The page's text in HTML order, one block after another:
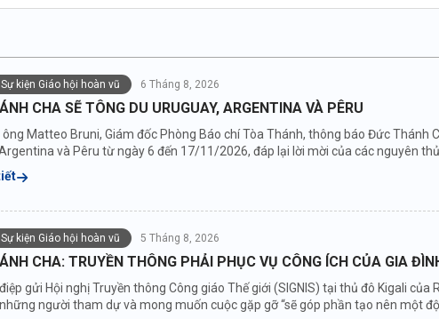
kiện Giáo hội hoàn vũ 6 Tháng 8, 2026
CHA SẼ TÔNG DU URUGUAY, ARGENTINA VÀ PÊRU
ông Matteo Bruni, Giám đốc Phòng Báo chí Tòa Thánh, thông báo Đức Thánh
và Pêru từ ngày 6 đến 17/11/2026, đáp lại lời mời của các nguyên
kiện Giáo hội hoàn vũ 5 Tháng 8, 2026
CHA: TRUYỀN THÔNG PHẢI PHỤC VỤ CÔNG ÍCH CỦA GIA
gửi Hội nghị Truyền thông Công giáo Thế giới (SIGNIS) tại thủ đô Kigali
những người tham dự và mong muốn cuộc gặp gỡ “sẽ góp phần tạo nên một